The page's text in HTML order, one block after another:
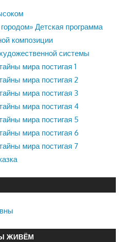
Детская программа
композиции
системы
мира постигая 1
мира постигая 2
мира постигая 3
мира постигая 4
мира постигая 5
мира постигая 6
мира постигая 7
ЖИВЁМ